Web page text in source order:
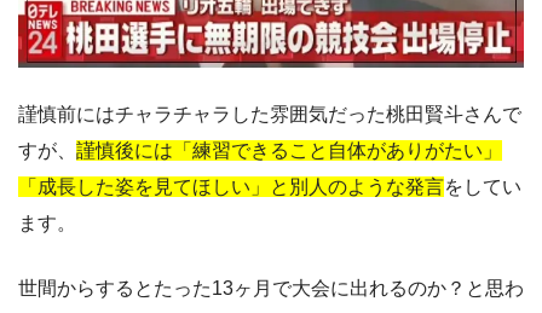
謹慎前にはチャラチャラした雰囲気だった桃田賢斗さんで
すが、 謹慎後には「練習できること自体がありがたい」
「成長した姿を見てほしい」と別人のような発言をしてい
ます。
世間からするとたった13ヶ月で大会に出れるのか？と思わ